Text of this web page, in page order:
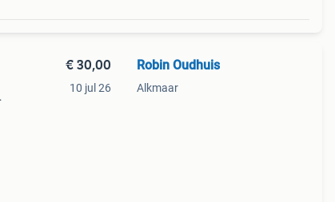
€ 30,00
10 jul 26
Robin Oudhuis
Alkmaar